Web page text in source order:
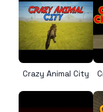
Crazy Animal City